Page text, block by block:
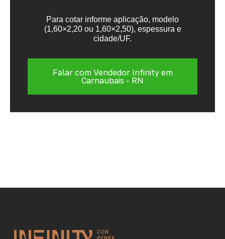
Para cotar informe aplicação, modelo
(1,60×2,20 ou 1,60×2,50), espessura e
cidade/UF.
Falar com Vendedor Infinity em
Carnaubais - RN